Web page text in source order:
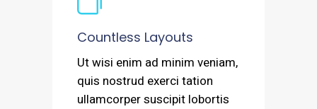
Countless Layouts
Ut wisi enim ad minim veniam,
quis nostrud exerci tation
ullamcorper suscipit lobortis